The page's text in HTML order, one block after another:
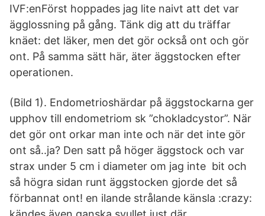
IVF:enFörst hoppades jag lite naivt att det var
ägglossning på gång. Tänk dig att du träffar
knäet: det läker, men det gör också ont och gör
ont. På samma sätt här, äter äggstocken efter
operationen.
(Bild 1). Endometrioshärdar på äggstockarna ger
upphov till endometriom sk ”chokladcystor”. När
det gör ont orkar man inte och när det inte gör
ont så..ja? Den satt på höger äggstock och var
strax under 5 cm i diameter om jag inte bit och
så högra sidan runt äggstocken gjorde det så
förbannat ont! en ilande strålande känsla :crazy: